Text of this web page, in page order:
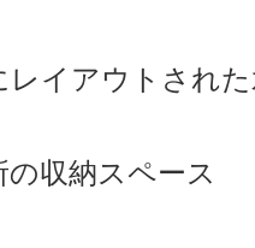
レイアウトされた
の収納スペース